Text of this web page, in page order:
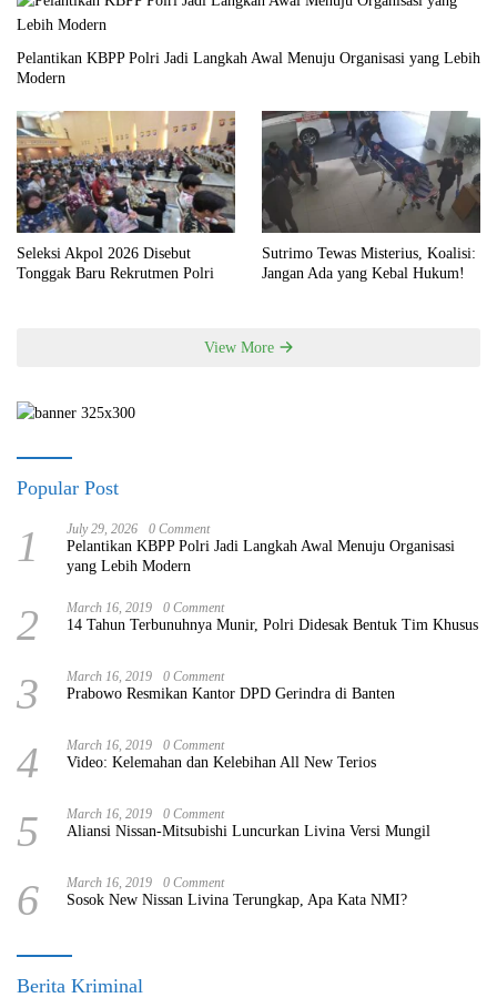
Pelantikan KBPP Polri Jadi Langkah Awal Menuju Organisasi yang Lebih
Modern
Seleksi Akpol 2026 Disebut
Tonggak Baru Rekrutmen Polri
Sutrimo Tewas Misterius, Koalisi:
Jangan Ada yang Kebal Hukum!
View More
Popular Post
1 July 29, 2026 0 Comment
Pelantikan KBPP Polri Jadi Langkah Awal Menuju Organisasi
yang Lebih Modern
2 March 16, 2019 0 Comment
14 Tahun Terbunuhnya Munir, Polri Didesak Bentuk Tim Khusus
3 March 16, 2019 0 Comment
Prabowo Resmikan Kantor DPD Gerindra di Banten
4 March 16, 2019 0 Comment
Video: Kelemahan dan Kelebihan All New Terios
5 March 16, 2019 0 Comment
Aliansi Nissan-Mitsubishi Luncurkan Livina Versi Mungil
6 March 16, 2019 0 Comment
Sosok New Nissan Livina Terungkap, Apa Kata NMI?
Berita Kriminal